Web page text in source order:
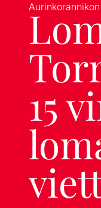
15